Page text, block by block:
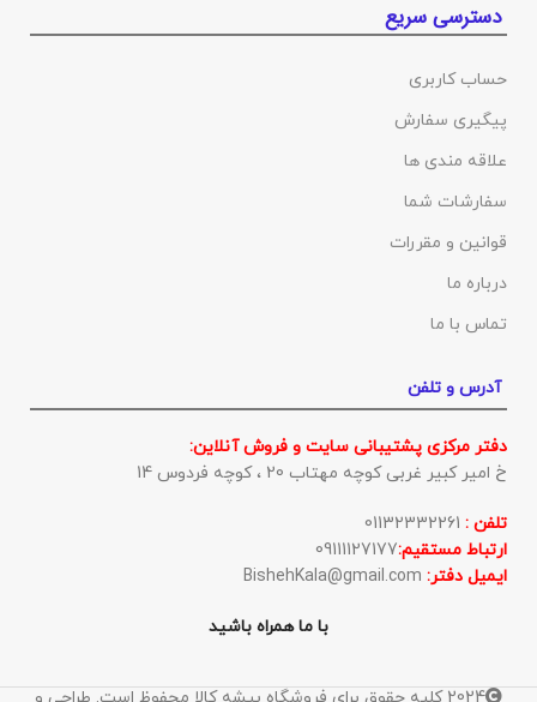
دسترسی سریع
حساب کاربری
پیگیری سفارش
علاقه مندی ها
سفارشات شما
قوانین و مقررات
درباره ما
تماس با ما
آدرس و تلفن
دفتر مرکزی پشتیبانی سایت و فروش آنلاین:
خ امیر کبیر غربی کوچه مهتاب 20 ، کوچه فردوس 14
تلفن :
ارتباط مستقیم:09111127177
ایمیل دفتر:
با ما همراه باشید